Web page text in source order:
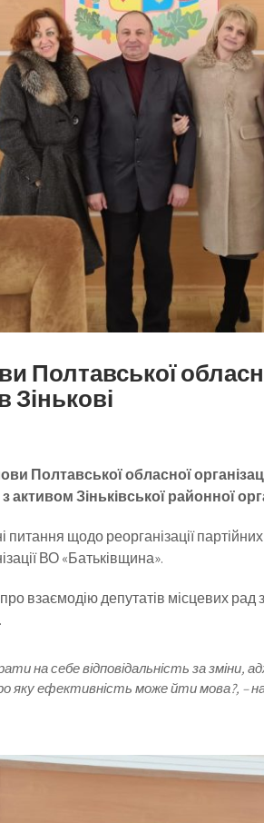
Полтавської
Зінькові
Полтавської обласної
активом Зіньківської районної
питання щодо реорганізації
ВО «Батьківщина».
про взаємодію депутатів місцевих
на себе відповідальність за зміни,
яку ефективність може йти мова?, –